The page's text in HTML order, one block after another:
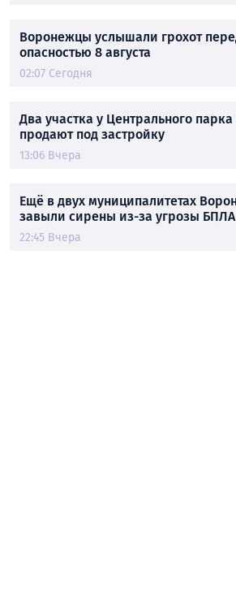
Воронежцы услышали грохот
опасностью 8 августа
02:07 Сегодня
Два участка у Центрального
продают под застройку
13:06 Вчера
Ещё в двух муниципалитетах
завыли сирены из-за угрозы БПЛА
22:45 Вчера